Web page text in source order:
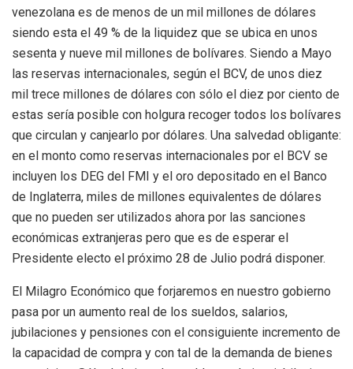
venezolana es de menos de un mil millones de dólares
siendo esta el 49 % de la liquidez que se ubica en unos
sesenta y nueve mil millones de bolívares. Siendo a Mayo
las reservas internacionales, según el BCV, de unos diez
mil trece millones de dólares con sólo el diez por ciento de
estas sería posible con holgura recoger todos los bolívares
que circulan y canjearlo por dólares. Una salvedad obligante:
en el monto como reservas internacionales por el BCV se
incluyen los DEG del FMI y el oro depositado en el Banco
de Inglaterra, miles de millones equivalentes de dólares
que no pueden ser utilizados ahora por las sanciones
económicas extranjeras pero que es de esperar el
Presidente electo el próximo 28 de Julio podrá disponer.
El Milagro Económico que forjaremos en nuestro gobierno
pasa por un aumento real de los sueldos, salarios,
jubilaciones y pensiones con el consiguiente incremento de
la capacidad de compra y con tal de la demanda de bienes